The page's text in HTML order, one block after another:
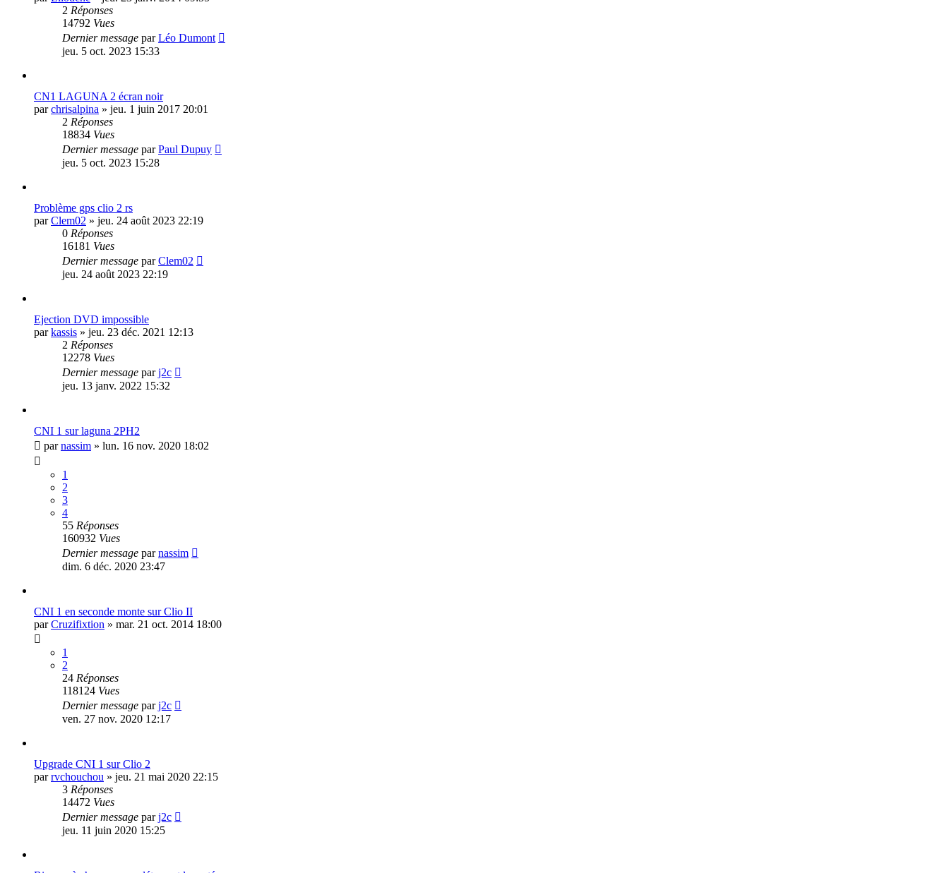
2 Réponses
14792 Vues
Dernier message parLéo Dumont
jeu. 5 oct. 2023 15:33
CN1 LAGUNA 2 écran noir
parchrisalpina » jeu. 1 juin 2017 20:01
2 Réponses
18834 Vues
Dernier message parPaul Dupuy
jeu. 5 oct. 2023 15:28
Problème gps clio 2 rs
parClem02 » jeu. 24 août 2023 22:19
0 Réponses
16181 Vues
Dernier message parClem02
jeu. 24 août 2023 22:19
Ejection DVD impossible
parkassis » jeu. 23 déc. 2021 12:13
2 Réponses
12278 Vues
Dernier message parj2c
jeu. 13 janv. 2022 15:32
CNI 1 sur laguna 2PH2
parnassim » lun. 16 nov. 2020 18:02
1
2
3
4
55 Réponses
160932 Vues
Dernier message parnassim
dim. 6 déc. 2020 23:47
CNI 1 en seconde monte sur Clio II
parCruzifixtion » mar. 21 oct. 2014 18:00
1
2
24 Réponses
118124 Vues
Dernier message parj2c
ven. 27 nov. 2020 12:17
Upgrade CNI 1 sur Clio 2
parrvchouchou » jeu. 21 mai 2020 22:15
3 Réponses
14472 Vues
Dernier message parj2c
jeu. 11 juin 2020 15:25